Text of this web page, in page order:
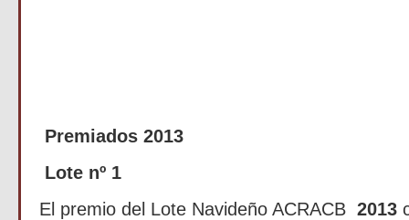
Premiados 2013
Lote nº 1
El premio del Lote Navideño ACRACB 2013